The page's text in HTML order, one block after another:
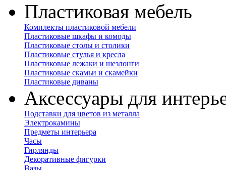
Пластиковая мебель
Комплекты пластиковой мебели
Пластиковые шкафы и комоды
Пластиковые столы и столики
Пластиковые стулья и кресла
Пластиковые лежаки и шезлонги
Пластиковые скамьи и скамейки
Пластиковые диваны
Аксессуары для
Подставки для цветов из металла
Электрокамины
Предметы интерьера
Часы
Гирлянды
Декоративные фигурки
Вазы